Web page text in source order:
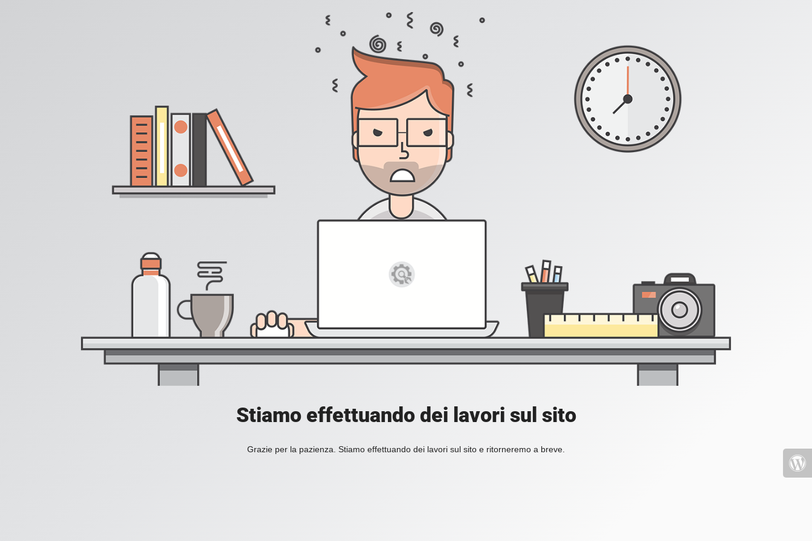
Stiamo effettuando dei lavori sul sito
Grazie per la pazienza. Stiamo effettuando dei lavori sul sito e ritorneremo a breve.